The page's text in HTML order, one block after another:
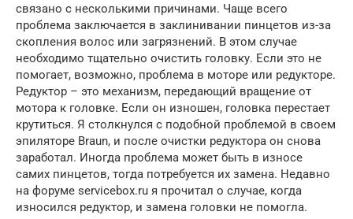
связано с несколькими причинами. Чаще всего
проблема заключается в заклинивании пинцетов из-за
скопления волос или загрязнений. В этом случае
необходимо тщательно очистить головку. Если это не
помогает, возможно, проблема в моторе или редукторе.
Редуктор – это механизм, передающий вращение от
мотора к головке. Если он изношен, головка перестает
крутиться. Я столкнулся с подобной проблемой в своем
эпиляторе Braun, и после очистки редуктора он снова
заработал. Иногда проблема может быть в износе
самих пинцетов, тогда потребуется их замена. Недавно
на форуме servicebox.ru я прочитал о случае, когда
износился редуктор, и замена головки не помогла.